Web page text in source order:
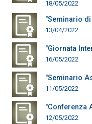
18/05/2022
"Seminario
13/04/2022
"Giornata
16/05/2022
"Seminario
11/05/2022
"Conferenza
12/05/2022